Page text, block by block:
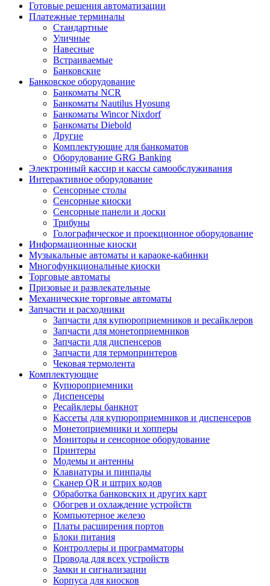
Готовые решения автоматизации
Платежные терминалы
Стандартные
Уличные
Навесные
Встраиваемые
Банковские
Банковское оборудование
Банкоматы NCR
Банкоматы Nautilus Hyosung
Банкоматы Wincor Nixdorf
Банкоматы Diebold
Другие
Комплектующие для банкоматов
Оборудование GRG Banking
Электронный кассир и кассы самообслуживания
Интерактивное оборудование
Сенсорные столы
Сенсорные киоски
Сенсорные панели и доски
Трибуны
Голографическое и проекционное оборудование
Информационные киоски
Музыкальные автоматы и караоке-кабинки
Многофункциональные киоски
Торговые автоматы
Призовые и развлекательные
Механические торговые автоматы
Запчасти и расходники
Запчасти для купюроприемников и ресайклеров
Запчасти для монетоприемников
Запчасти для диспенсеров
Запчасти для термопринтеров
Чековая термолента
Комплектующие
Купюроприемники
Диспенсеры
Ресайклеры банкнот
Кассеты для купюроприемников и диспенсеров
Монетоприемники и хопперы
Мониторы и сенсорное оборудование
Принтеры
Модемы и антенны
Клавиатуры и пинпады
Сканер QR и штрих кодов
Обработка банковских и других карт
Обогрев и охлаждение устройств
Компьютерное железо
Платы расширения портов
Блоки питания
Контроллеры и программаторы
Провода для всех устройств
Замки и сигнализации
Корпуса для киосков